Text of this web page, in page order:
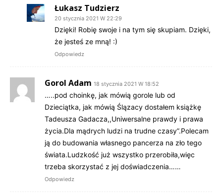
Łukasz Tudzierz
20 stycznia 2021 W 22:29
Dzięki! Robię swoje i na tym się skupiam. Dzięki,
że jesteś ze mną! :)
Odpowiedz
Gorol Adam 18 stycznia 2021 W 18:52
…..pod choinkę, jak mówią gorole lub od
Dzieciątka, jak mówią Ślązacy dostałem książkę
Tadeusza Gadacza,,Uniwersalne prawdy i prawa
życia.Dla mądrych ludzi na trudne czasy”.Polecam
ją do budowania własnego pancerza na zło tego
świata.Ludzkość już wszystko przerobiła,więc
trzeba skorzystać z jej doświadczenia……
Odpowiedz